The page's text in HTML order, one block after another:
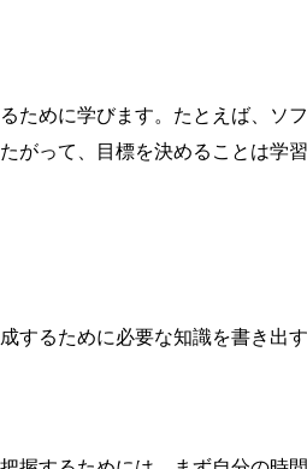
めに学びます。たとえば、ソ
って、目標を決めることは学
するために必要な知識を書き出す